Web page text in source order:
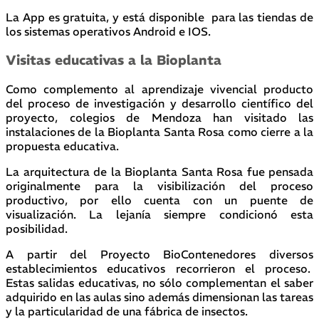
La App es gratuita, y está disponible para las tiendas de
los sistemas operativos Android e IOS.
Visitas educativas a la Bioplanta
Como complemento al aprendizaje vivencial producto
del proceso de investigación y desarrollo científico del
proyecto, colegios de Mendoza han visitado las
instalaciones de la Bioplanta Santa Rosa como cierre a la
propuesta educativa.
La arquitectura de la Bioplanta Santa Rosa fue pensada
originalmente para la visibilización del proceso
productivo, por ello cuenta con un puente de
visualización. La lejanía siempre condicionó esta
posibilidad.
A partir del Proyecto BioContenedores diversos
establecimientos educativos recorrieron el proceso.
Estas salidas educativas, no sólo complementan el saber
adquirido en las aulas sino además dimensionan las tareas
y la particularidad de una fábrica de insectos.